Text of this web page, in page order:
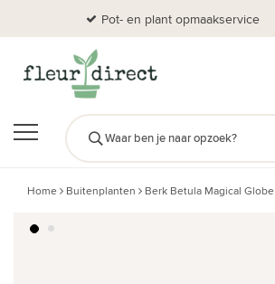
Pot- en plant opmaakservice
Home Buitenplanten Berk Betula Magical Globe